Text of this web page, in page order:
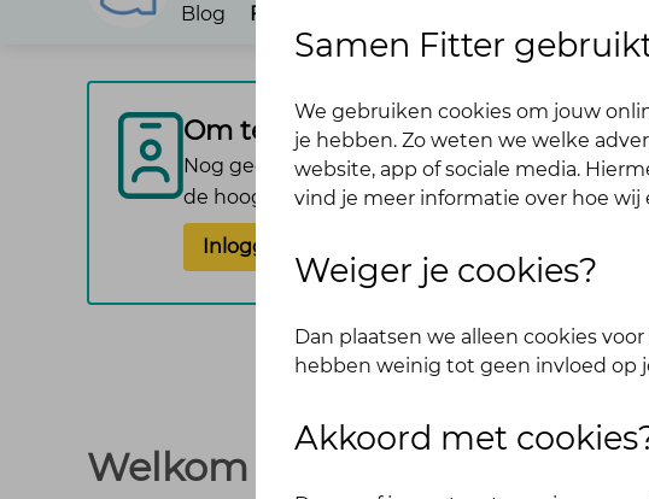
Blog Forums
Om te reageren vragen we je
Nog geen account? Maak er dan gemakkelijk
de hoogte van de reacties die volgen op jouw
Inloggen
Welkom bij Fit in je vel - Stel
Samen Fitter
We gebruiken cookies om jouw
je hebben. Zo weten we welke
website, app of sociale media.
vind je meer informatie over hoe wij
Weiger je cookies?
Dan plaatsen we alleen cookies
hebben weinig tot geen invloed op
Akkoord met